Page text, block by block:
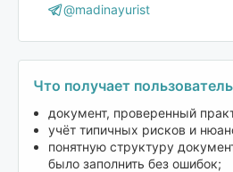
@madinayurist
Что получает
документ, проверенный
учёт типичных рисков и
понятную структуру
было заполнить без ошибок;